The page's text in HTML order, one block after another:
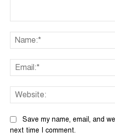
Save my name, email, and
next time I comment.